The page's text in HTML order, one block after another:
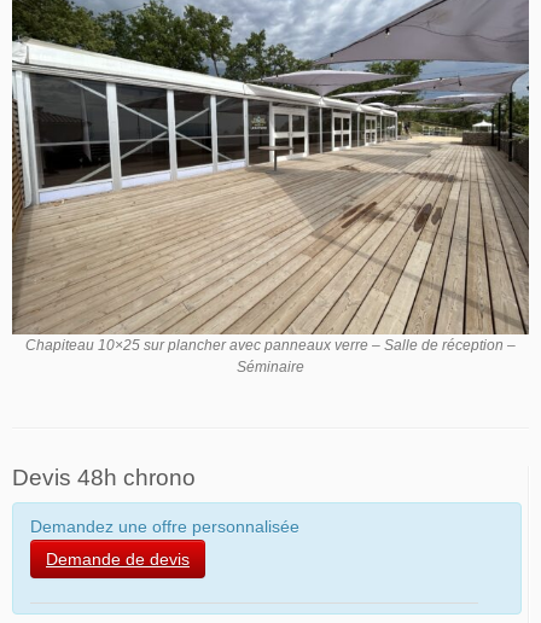
Chapiteau 10×25 sur plancher avec panneaux verre – Salle de réception –
Séminaire
Devis 48h chrono
Demandez une offre personnalisée
Demande de devis